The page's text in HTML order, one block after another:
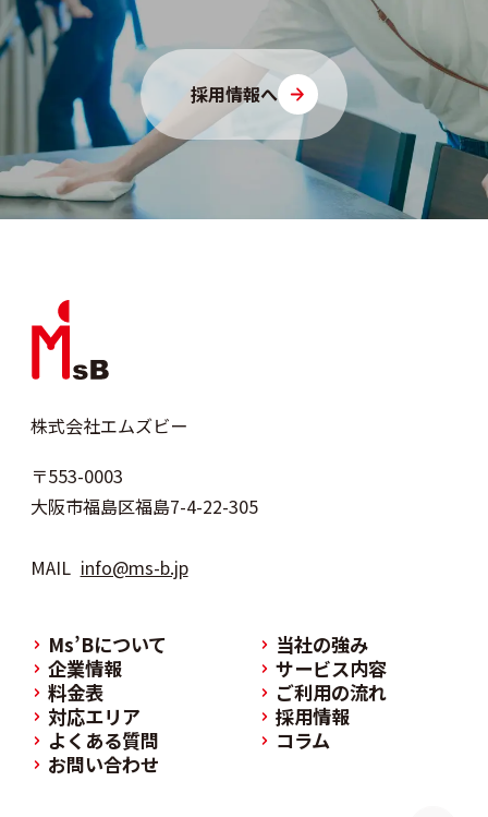
採用情報へ
株式会社エムズビー
〒553-0003
大阪市福島区福島7-4-22-305
MAIL info@ms-b.jp
Ms’Bについて
当社の強み
企業情報
サービス内容
料金表
ご利用の流れ
対応エリア
採用情報
よくある質問
コラム
お問い合わせ